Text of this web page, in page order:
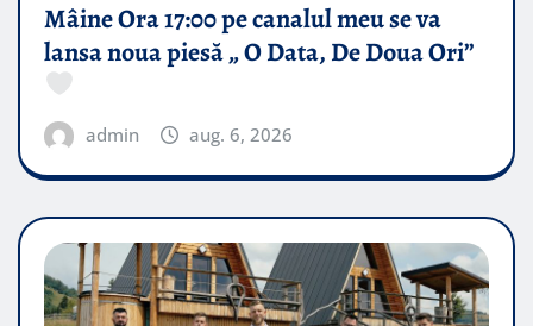
Mâine Ora 17:00 pe canalul meu se va
lansa noua piesă „ O Data, De Doua Ori”
admin aug. 6, 2026